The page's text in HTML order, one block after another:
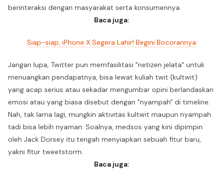
berinteraksi dengan masyarakat serta konsumennya.
Baca juga:
Siap-siap, iPhone X Segera Lahir! Begini Bocorannya
Jangan lupa, Twitter pun memfasilitasi "netizen jelata" untuk
menuangkan pendapatnya, bisa lewat kuliah twit (kultwit)
yang acap serius atau sekadar mengumbar opini berlandaskan
emosi atau yang biasa disebut dengan "nyampah" di timeline.
Nah, tak lama lagi, mungkin aktivitas kultwit maupun nyampah
tadi bisa lebih nyaman. Soalnya, medsos yang kini dipimpin
oleh Jack Dorsey itu tengah menyiapkan sebuah fitur baru,
yakni fitur tweetstorm.
Baca juga: